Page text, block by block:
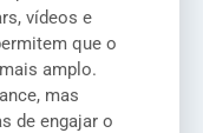
vídeos e
que o
amplo.
mas
de engajar o